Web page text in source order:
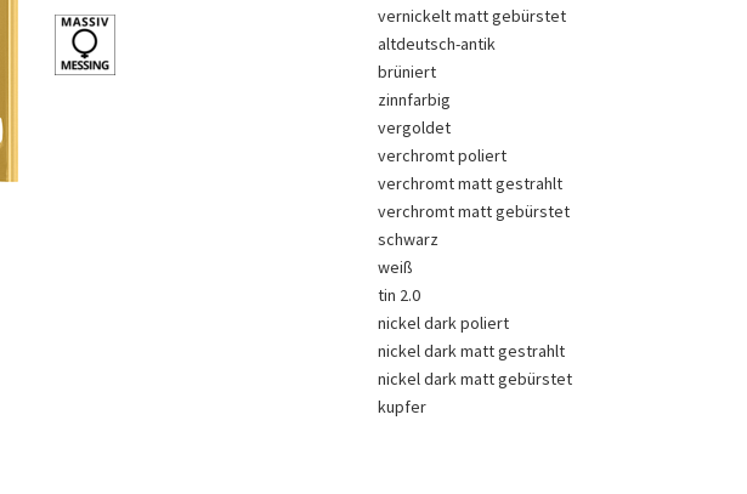
vernickelt matt gebürstet
altdeutsch-antik
brüniert
zinnfarbig
vergoldet
verchromt poliert
verchromt matt gestrahlt
verchromt matt gebürstet
schwarz
weiß
tin 2.0
nickel dark poliert
nickel dark matt gestrahlt
nickel dark matt gebürstet
kupfer